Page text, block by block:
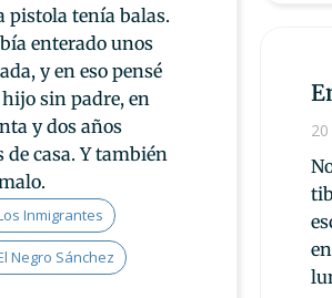
pistola tenía balas.
enterado unos
y en eso pensé
sin padre, en
y dos años
casa. Y también
Inmigrantes
Negro Sánchez
20